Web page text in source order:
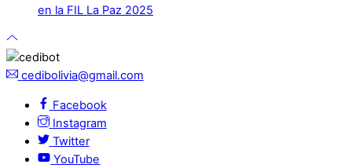
en la FIL La Paz 2025
cedibolivia@gmail.com
Facebook
Instagram
Twitter
YouTube